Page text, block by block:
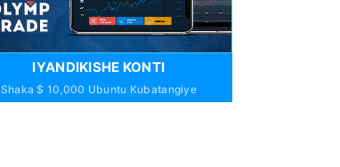
IYANDIKISHE KONTI
Shaka $ 10,000 Ubuntu Kubatangiye